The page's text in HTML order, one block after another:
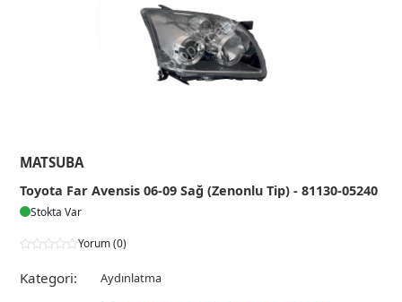
MATSUBA
Toyota Far Avensis 06-09 Sağ (Zenonlu Tip) - 81130-05240
Stokta Var
Yorum (0)
Kategori: Aydınlatma